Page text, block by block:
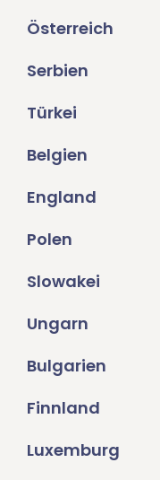
Österreich
Serbien
Türkei
Belgien
England
Polen
Slowakei
Ungarn
Bulgarien
Finnland
Luxemburg